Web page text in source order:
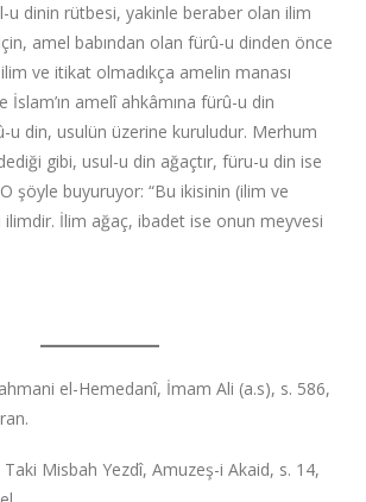
u dinin rütbesi, yakinle beraber olan ilim
amel babından olan fürû-u dinden önce
ve itikat olmadıkça amelin manası
İslam’ın amelî ahkâmına fürû-u din
u din, usulün üzerine kuruludur. Merhum
gibi, usul-u din ağaçtır, füru-u din ise
şöyle buyuruyor: “Bu ikisinin (ilim ve
İlim ağaç, ibadet ise onun meyvesi
el-Hemedanî, İmam Ali (a.s), s. 586,
Misbah Yezdî, Amuzeş-i Akaid, s. 14,